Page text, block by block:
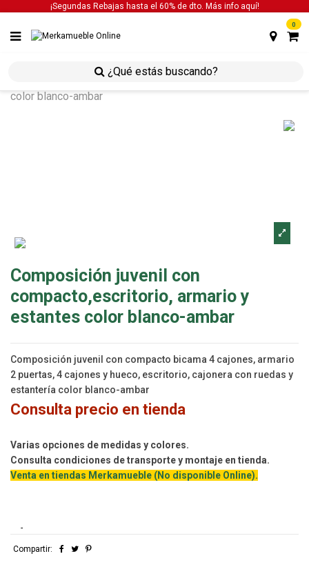
¡Segundas Rebajas hasta el 60% de dto. Más info aquí!
0
estancias estancias juveniles
composición
color blanco-ambar
Composición juvenil con
compacto,escritorio, armario y
estantes color blanco-ambar
Composición juvenil con compacto bicama 4 cajones, armario
2 puertas, 4 cajones y hueco, escritorio, cajonera con ruedas y
estantería color blanco-ambar
Consulta precio en tienda
Varias opciones de medidas y colores.
Consulta condiciones de transporte y montaje en tienda.
Venta en tiendas Merkamueble (No disponible Online).
-
Compartir: